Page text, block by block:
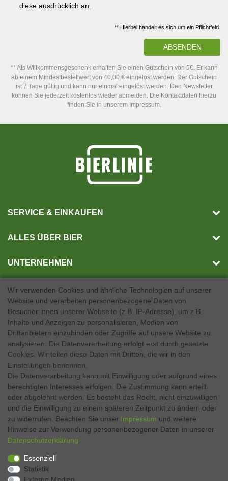
diese ausdrücklich an.
** Hierbei handelt es sich um ein Pflichtfeld.
ABSENDEN
** Als Willkommensgeschenk erhalten Sie einen Gutschein von 5€. Er kann
ab einem Mindestbestellwert von 40,00 € eingelöst werden. Der Gutschein
ist 7 Tage gültig und kann nur einmal eingelöst werden. Den Newsletter
können Sie jederzeit kostenlos wieder abmelden. Die Kontaktdaten hierzu
finden Sie in unserem Impressum.
SERVICE & EINKAUFEN
ALLES ÜBER BIER
UNTERNEHMEN
SOCIAL MEDIA
Twitter
Instagram
VERTRAG WIDERRUFEN Kontakt
Zahlen Sie bequem per
Wir verwenden Cookies und ähnliche Technologien auf unserer
Website und verarbeiten personenbezogene Daten von
Besucher:innen unserer Webseite (z.B. IP-Adresse), um z.B.
Inhalte und Anzeigen zu personalisieren, Medien von
Drittanbietern einzubinden oder Zugriffe auf unsere Website zu
analysieren. Die Datenverarbeitung erfolgt erst durch gesetzte
Cookies. Wir teilen diese Daten mit Dritten, die wir in den
Einstellungen benennen.
Die Datenverarbeitung kann mit Einwilligung oder aufgrund eines
berechtigten Interesses erfolgen. Die Zustimmung kann erteilt
oder abgelehnt werden. Es besteht das Recht, nicht einzuwilligen
und die Einwilligung zu einem späteren Zeitpunkt zu ändern oder
zu widerrufen. Beachten Sie unser Impressum und weitere
Hinweise zur Verwendung personenbezogener Daten in unserer
Daten­schutz­erklärung
Essenziell
Statistik